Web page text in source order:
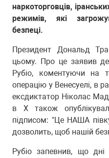
наркоторговців,
режимів, які
безпеці.
Президент Дональд
цьому. Про це заявив
Рубіо, коментуючи на
операцію у Венесуелі, в
ексдиктатор Ніколас
в Х також
підписом: "Це НАША
дозволить, щоб нашій
Рубіо запевнив, що